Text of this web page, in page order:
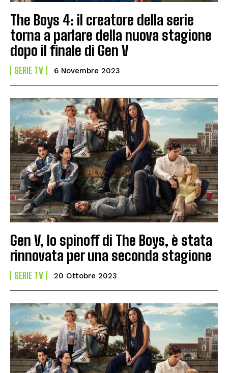
The Boys 4: il creatore della serie
torna a parlare della nuova stagione
dopo il finale di Gen V
SERIE TV 6 Novembre 2023
Gen V, lo spinoff di The Boys, è stata
rinnovata per una seconda stagione
SERIE TV 20 Ottobre 2023